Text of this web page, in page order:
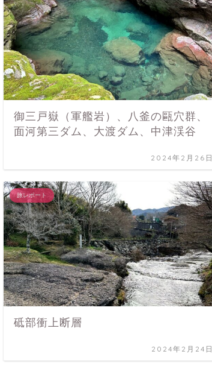
御三戸嶽（軍艦岩）、八釜の甌穴群、
面河第三ダム、大渡ダム、中津渓谷
2024年2月26日
旅レポート
砥部衝上断層
2024年2月24日